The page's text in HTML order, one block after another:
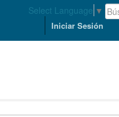
Select Language ▼
Iniciar Sesión